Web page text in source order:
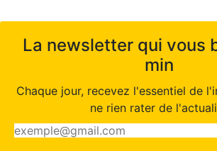
La newsletter qui vous
min
Chaque jour, recevez l'essentiel de
ne rien rater de